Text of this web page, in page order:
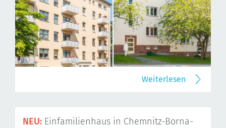
Weiterlesen
NEU: Einfamilienhaus in Chemnitz-Borna-